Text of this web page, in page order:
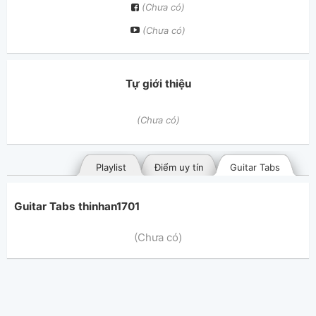
(Chưa có)
(Chưa có)
Tự giới thiệu
(Chưa có)
Guitar Tabs
Điểm uy tín
Playlist
Guitar Tabs thinhan1701
(Chưa có)